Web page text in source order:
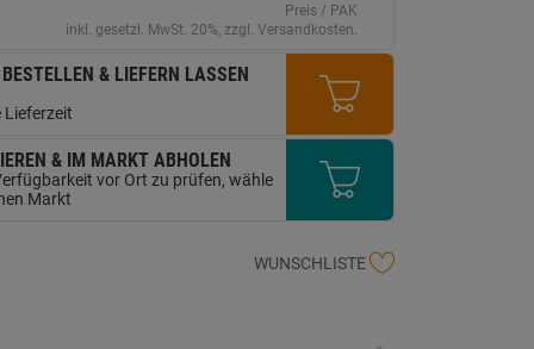
Preis / PAK
inkl. gesetzl. MwSt. 20%, zzgl. Versandkosten.
& LIEFERN LASSEN
Lieferzeit
& IM MARKT ABHOLEN
vor Ort zu prüfen, wähle
Markt
WUNSCHLISTE